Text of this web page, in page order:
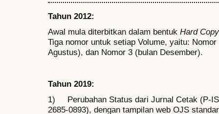
Tahun 2012:
Awal mula diterbitkan dalam bentuk Hard Copy
Tiga nomor untuk setiap Volume, yaitu:
Agustus), dan Nomor 3 (bulan Desember).
Tahun 2019:
1) Perubahan Status dari Jurnal Cetak (P-
2685-0893), dengan tampilan web OJS